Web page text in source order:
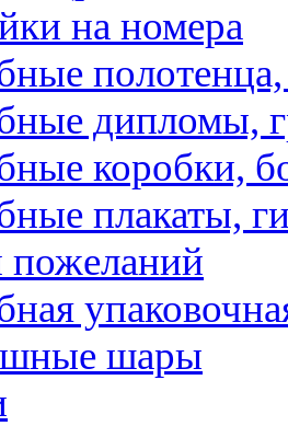
на номера
дипломы,
коробки,
плакаты,
пожеланий
шары